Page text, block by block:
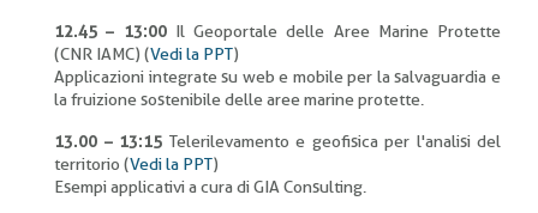
12.45 – 13:00Il Geoportale delle Aree Marine Protette
(CNR IAMC) (Vedi la PPT)
Applicazioni integrate su web e mobile per la salvaguardia e
la fruizione sostenibile delle aree marine protette.
13.00 – 13:15 Telerilevamento e geofisica per l'analisi del
territorio (Vedi la PPT)
Esempi applicativi a cura di GIA Consulting.